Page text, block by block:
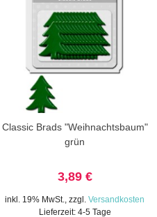
Classic Brads "Weihnachtsbaum"
grün
3,89 €
inkl. 19% MwSt.,zzgl.Versandkosten
Lieferzeit: 4-5 Tage